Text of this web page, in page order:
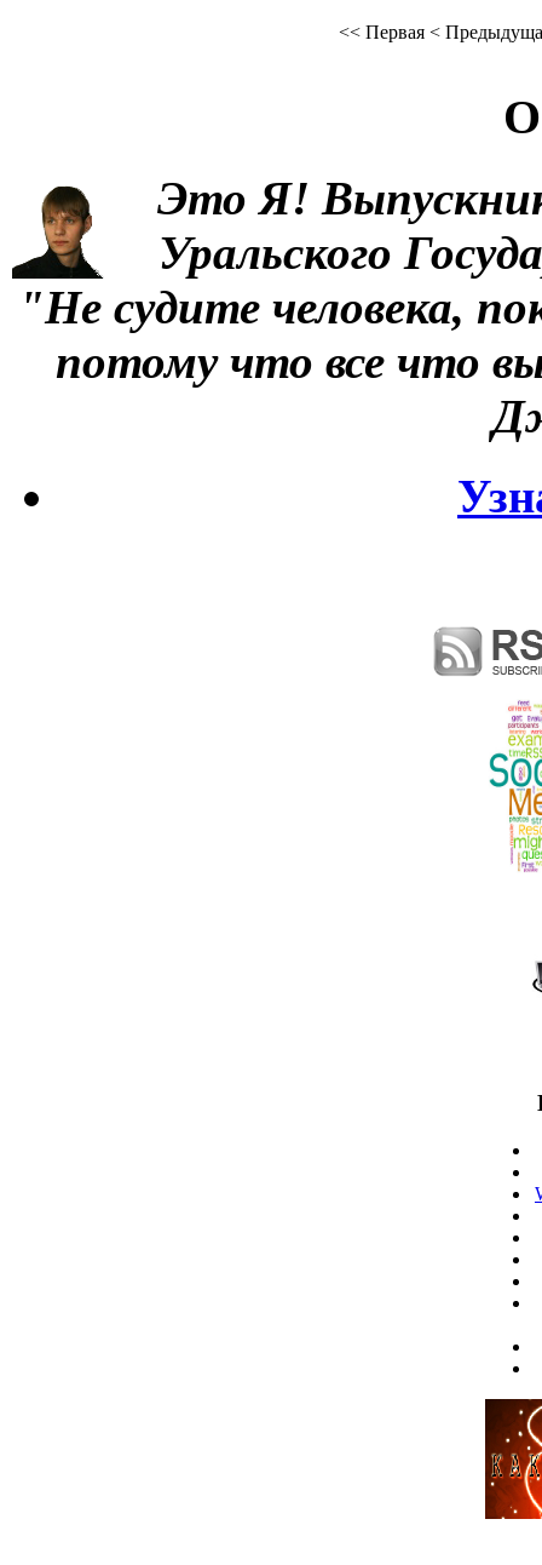
<< Первая <
Это Я!
Уральского
"Не судите человека,
потому что все что